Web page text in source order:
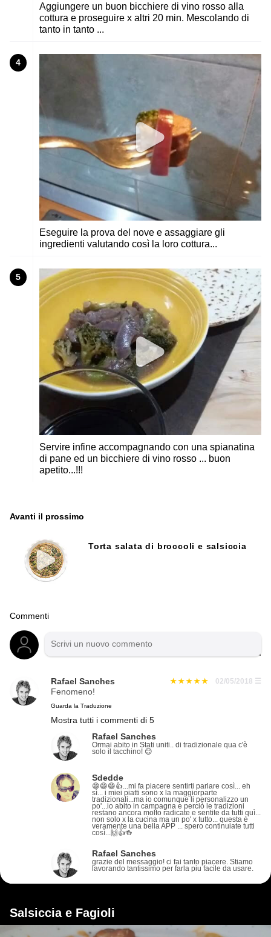
Aggiungere un buon bicchiere di vino rosso alla
cottura e proseguire x altri 20 min. Mescolando di
tanto in tanto ...
4
Eseguire la prova del nove e assaggiare gli
ingredienti valutando così la loro cottura...
5
Servire infine accompagnando con una spianatina
di pane ed un bicchiere di vino rosso ... buon
apetito...!!!
Avanti il ​​prossimo
Torta salata di broccoli e salsiccia
Commenti
Rafael Sanches 02/05/2018 ☰
Fenomeno!
Guarda la Traduzione
Mostra tutti i commenti di 5
Rafael Sanches
Ormai abito in Stati uniti.. di tradizionale qua c'è
solo il tacchino! 😊
Sdedde
😄😄😄👍...mi fa piacere sentirti parlare così... eh
sì... i miei piatti sono x la maggiorparte
tradizionali...ma io comunque li personalizzo un
po'...io abito in campagna e perciò le tradizioni
restano ancora molto radicate e sentite da tutti quì...
non solo x la cucina ma un po' x tutto... questa è
veramente una bella APP ... spero continuiate tutti
così...🙌👍🍻
Rafael Sanches
grazie del messaggio! ci fai tanto piacere. Stiamo
lavorando tantissimo per farla piu facile da usare.
Salsiccia e Fagioli